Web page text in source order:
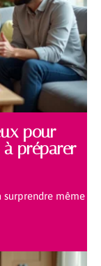
pour
préparer
surprendre même